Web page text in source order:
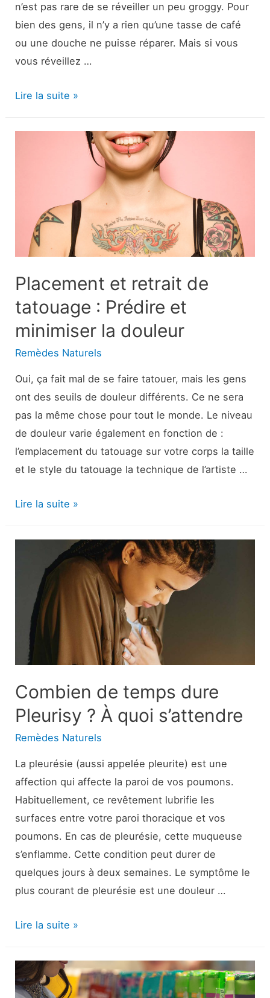
n’est pas rare de se réveiller un peu groggy. Pour
bien des gens, il n’y a rien qu’une tasse de café
ou une douche ne puisse réparer. Mais si vous
vous réveillez …
Se
fatigué
sommeil,
vieillissement,
autres
causes
Lire la suite »
Placement et retrait de
tatouage : Prédire et
minimiser la douleur
Remèdes Naturels
Oui, ça fait mal de se faire tatouer, mais les gens
ont des seuils de douleur différents. Ce ne sera
pas la même chose pour tout le monde. Le niveau
de douleur varie également en fonction de :
l’emplacement du tatouage sur votre corps la taille
et le style du tatouage la technique de l’artiste …
Placement
retrait
tatouage
Prédire
minimiser
la
douleur
Lire la suite »
Combien de temps dure
Pleurisy ? À quoi s’attendre
Remèdes Naturels
La pleurésie (aussi appelée pleurite) est une
affection qui affecte la paroi de vos poumons.
Habituellement, ce revêtement lubrifie les
surfaces entre votre paroi thoracique et vos
poumons. En cas de pleurésie, cette muqueuse
s’enflamme. Cette condition peut durer de
quelques jours à deux semaines. Le symptôme le
plus courant de pleurésie est une douleur …
Combien
temps
dure
Lire la suite »